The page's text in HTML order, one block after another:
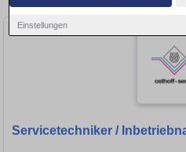
Einstellungen
Servicetechniker /